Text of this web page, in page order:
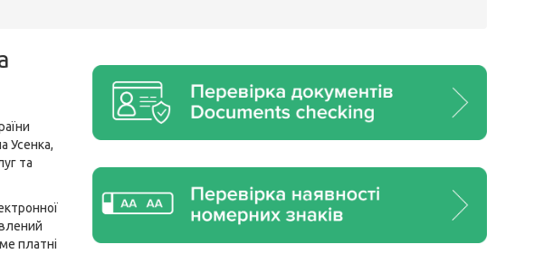
Усенка,
та
платні